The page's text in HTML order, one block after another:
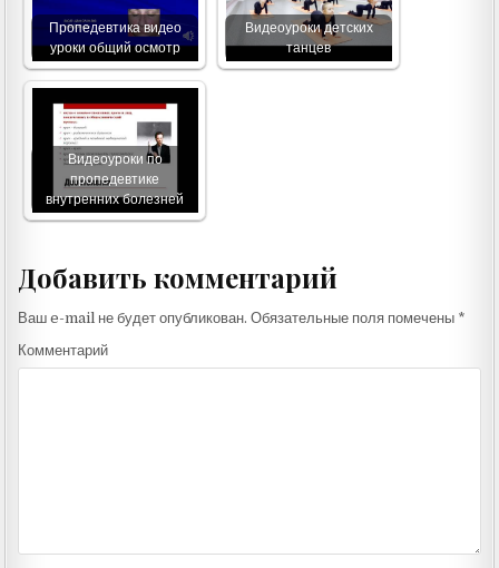
Пропедевтика видео
уроки общий осмотр
Видеоуроки детских
танцев
Видеоуроки по
пропедевтике
внутренних болезней
Добавить комментарий
Ваш e-mail не будет опубликован. Обязательные поля помечены *
Комментарий